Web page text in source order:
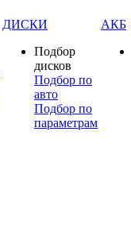
ДИСКИ
Подбор
дисков
Подбор по
авто
Подбор по
параметрам
АКБ